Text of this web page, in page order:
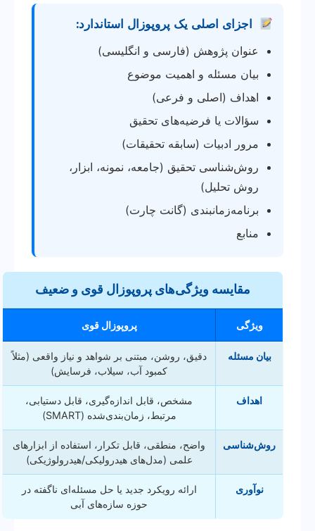
اجزای اصلی یک پروپوزال استاندارد:
عنوان پژوهش (فارسی و انگلیسی)
بیان مسئله و اهمیت موضوع
اهداف (اصلی و فرعی)
سؤالات یا فرضیه‌های تحقیق
مرور ادبیات (سابقه تحقیقات)
روش‌شناسی تحقیق (جامعه، نمونه، ابزار،
روش تحلیل)
برنامه‌زمانبندی (گانت چارت)
منابع
مقایسه ویژگی‌های پروپوزال قوی و ضعیف
ویژگی پروپوزال قوی
بیان مسئله
دقیق، روشن، مبتنی بر شواهد و نیاز واقعی (مثلاً
کمبود آب، سیلاب، فرسایش)
اهداف
مشخص، قابل اندازه‌گیری، قابل دستیابی،
مرتبط، زمان‌بندی‌شده (SMART)
روش‌شناسی
واضح، منطقی، قابل تکرار، استفاده از ابزارهای
علمی (مدل‌های هیدرولیکی/هیدرولوژیکی)
نوآوری
ارائه رویکرد جدید یا حل مسئله‌ای ناگفته در
حوزه سازه‌های آبی